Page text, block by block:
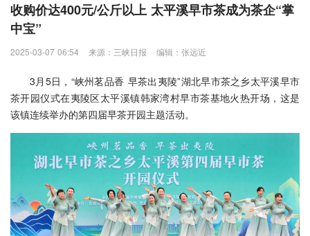
收购价达400元/公斤以上 太平溪早市茶成为茶企“掌
中宝”
2025-03-07 06:54 来源：三峡日报 编辑：张远近
3月5日，“峡州茗品香 早茶出夷陵”湖北早市茶之乡太平溪早市
茶开园仪式在夷陵区太平溪镇韩家湾村早市茶基地火热开场，这是
该镇连续举办的第四届早茶开园主题活动。